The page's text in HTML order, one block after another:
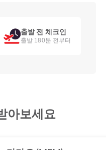
출발 전 체크인
출발 180분 전부터
아보세요